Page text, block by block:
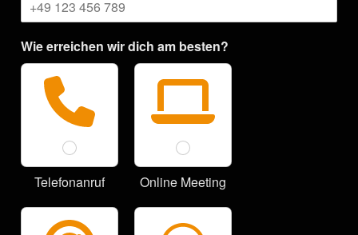
Wie erreichen wir dich am besten?
Telefonanruf Online Meeting